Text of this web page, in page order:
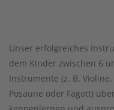
Unser erfolgreiches
dem Kinder zwischen 6
Instrumente (z. B.
Posaune oder Fagott)